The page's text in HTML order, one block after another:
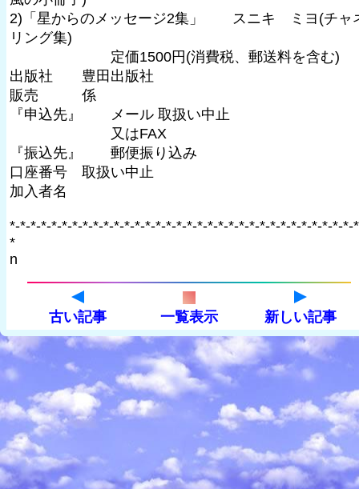
2)「星からのメッセージ2集」 スニキ ミヨ(チャ
リング集)
定価1500円(消費税、郵送料を含む)
出版社 豊田出版社
販売 係
『申込先』 メール 取扱い中止
又はFAX
『振込先』 郵便振り込み
口座番号 取扱い中止
加入者名
*-*-*-*-*-*-*-*-*-*-*-*-*-*-*-*-*-*-*-*-*-*-*-*-*-*-*-*-*-*-*-*-*-
*
n
古い記事 一覧表示 新しい記事